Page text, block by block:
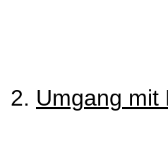
2. Umgang mit